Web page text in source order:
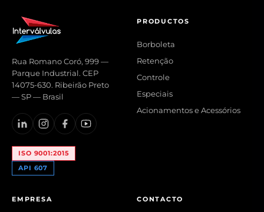
Rua Romano Coró, 999 —
Parque Industrial. CEP
14075-630. Ribeirão Preto
— SP — Brasil
ISO 9001:2015
API 607
PRODUCTOS
Borboleta
Retenção
Controle
Especiais
Acionamentos e Acessórios
EMPRESA CONTACTO